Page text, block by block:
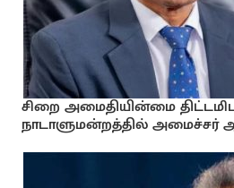
சிறை அமைதியின்மை
நாடாளுமன்றத்தில் அமைச்சர்